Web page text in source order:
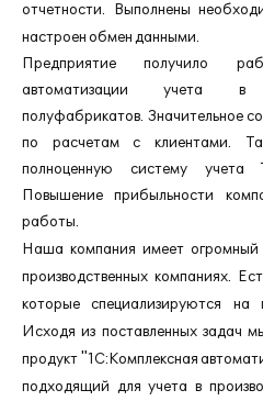
отчетности.
Выполнены
настроен обмен данными.
Предприятие получило
автоматизации учета в
полуфабрикатов. Значительное
по расчетам с клиентами.
полноценную систему
Повышение прибыльности
работы.
Наша компания имеет огромный
производственных компаниях.
которые специализируются на
Исходя из поставленных задач
продукт "1С:Комплексная
подходящий для учета в